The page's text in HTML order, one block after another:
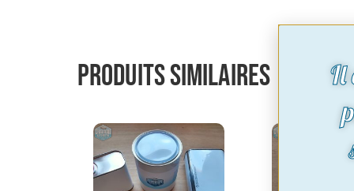
Produits similaires
Il